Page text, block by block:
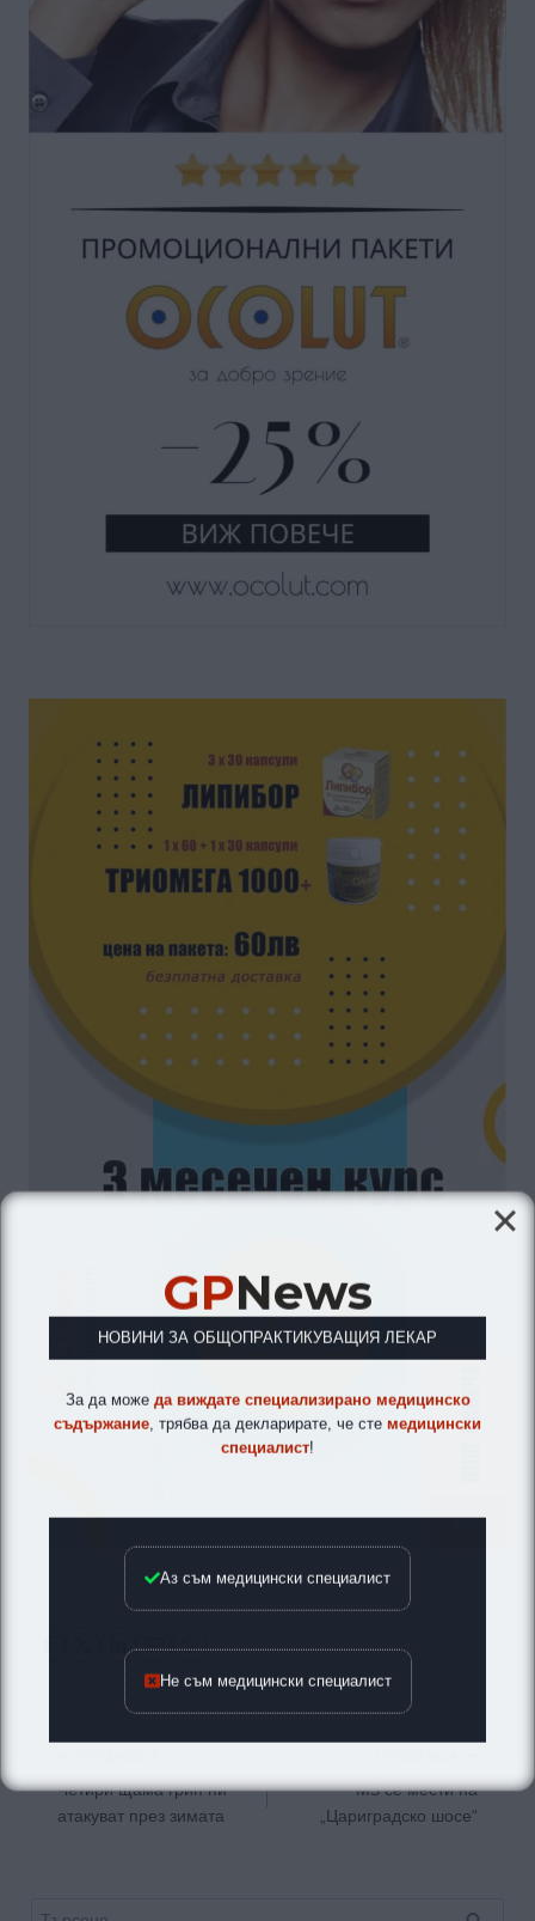
Четири щама грип ни
атакуват през зимата
МЗ се мести на
„Цариградско шосе“
Търсене
GPNews
НОВИНИ ЗА ОБЩОПРАКТИКУВАЩИЯ ЛЕКАР
За да може да виждате специализирано медицинско
съдържание , трябва да декларирате, че сте медицински
специалист!
Аз съм медицински специалист
Не съм медицински специалист